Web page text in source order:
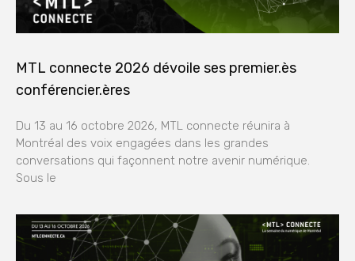
MTL connecte 2026 dévoile ses premier.ès
conférencier.ères
Du 13 au 16 octobre 2026, MTL connecte réunira à
Montréal des voix engagées dans les grandes
conversations qui façonnent notre avenir numérique.
Sous le